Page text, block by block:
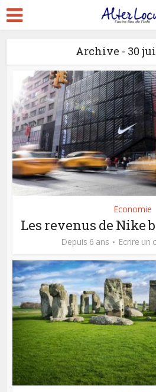
Archive - 30
Economie
Les revenus de Nike
Depuis 6 ans Ecrire un